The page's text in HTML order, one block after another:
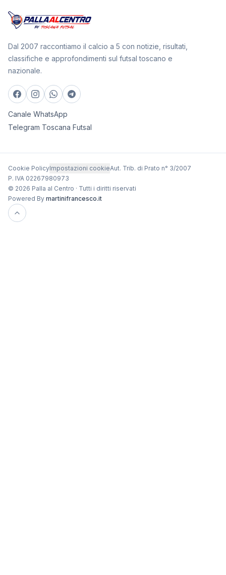
Dal 2007 raccontiamo il calcio a 5 con notizie, risultati,
classifiche e approfondimenti sul futsal toscano e
nazionale.
Canale WhatsApp
Telegram Toscana Futsal
Cookie PolicyImpostazioni cookieAut. Trib. di Prato n° 3/2007
P. IVA 02267980973
© 2026 Palla al Centro · Tutti i diritti riservati
Powered By martinifrancesco.it